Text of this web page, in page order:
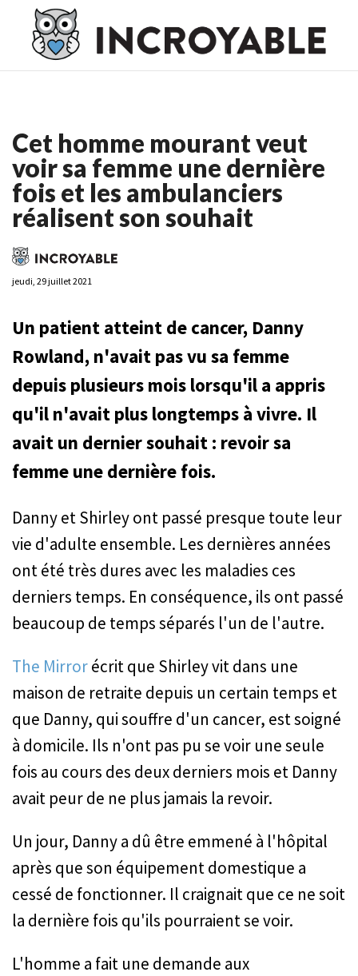
Casino En Ligne France
Casino En Ligne France
Ligne
Cet homme mourant veut
voir sa femme une dernière
fois et les ambulanciers
réalisent son souhait
jeudi, 29 juillet 2021
Un patient atteint de cancer, Danny
Rowland, n'avait pas vu sa femme
depuis plusieurs mois lorsqu'il a appris
qu'il n'avait plus longtemps à vivre. Il
avait un dernier souhait : revoir sa
femme une dernière fois.
Danny et Shirley ont passé presque toute leur
vie d'adulte ensemble. Les dernières années
ont été très dures avec les maladies ces
derniers temps. En conséquence, ils ont passé
beaucoup de temps séparés l'un de l'autre.
The Mirrorécrit que Shirley vit dans une
maison de retraite depuis un certain temps et
que Danny, qui souffre d'un cancer, est soigné
à domicile. Ils n'ont pas pu se voir une seule
fois au cours des deux derniers mois et Danny
avait peur de ne plus jamais la revoir.
Un jour, Danny a dû être emmené à l'hôpital
après que son équipement domestique a
cessé de fonctionner. Il craignait que ce ne soit
la dernière fois qu'ils pourraient se voir.
L'homme a fait une demande aux